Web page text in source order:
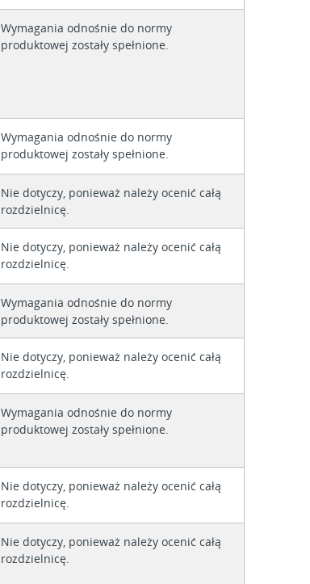
Wymagania odnośnie do normy
produktowej zostały spełnione.
Wymagania odnośnie do normy
produktowej zostały spełnione.
Nie dotyczy, ponieważ należy ocenić całą
rozdzielnicę.
Nie dotyczy, ponieważ należy ocenić całą
rozdzielnicę.
Wymagania odnośnie do normy
produktowej zostały spełnione.
Nie dotyczy, ponieważ należy ocenić całą
rozdzielnicę.
Wymagania odnośnie do normy
produktowej zostały spełnione.
Nie dotyczy, ponieważ należy ocenić całą
rozdzielnicę.
Nie dotyczy, ponieważ należy ocenić całą
rozdzielnicę.